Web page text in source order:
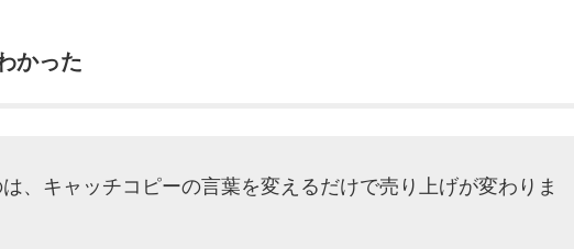
かった
、キャッチコピーの言葉を変えるだけで売り上げが変わりま